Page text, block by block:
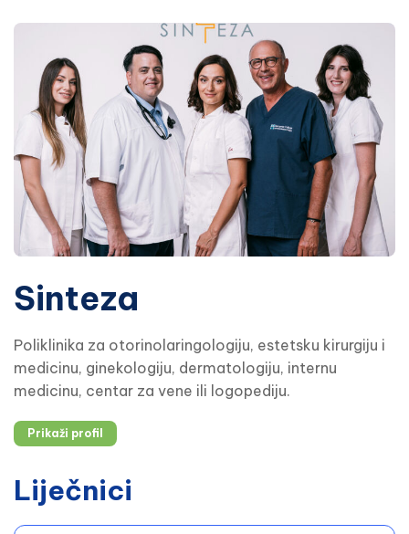
Sinteza
Poliklinika za otorinolaringologiju, estetsku kirurgiju i
medicinu, ginekologiju, dermatologiju, internu
medicinu, centar za vene ili logopediju.
Prikaži profil
Liječnici